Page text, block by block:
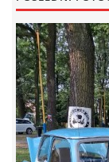
Vývozy a
Benzín - Čas
Moderní nafta
Stanovy Old